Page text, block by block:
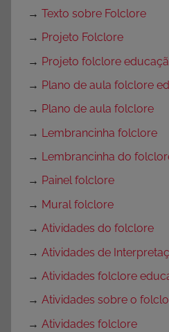
→ Texto sobre Folclore
→ Projeto Folclore
→ Projeto folclore
→ Plano de aula folclore
→ Plano de aula folclore
→ Lembrancinha folclore
→ Lembrancinha do
→ Painel folclore
→ Mural folclore
→ Atividades do folclore
→ Atividades de
→ Atividades folclore
→ Atividades sobre o
→ Atividades folclore